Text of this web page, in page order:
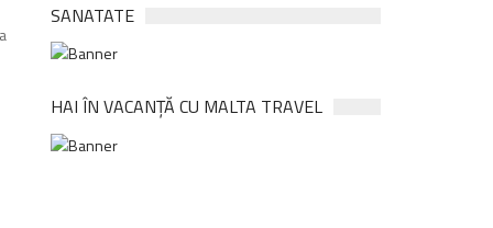
SANATATE
HAI ÎN VACANȚĂ CU MALTA TRAVEL